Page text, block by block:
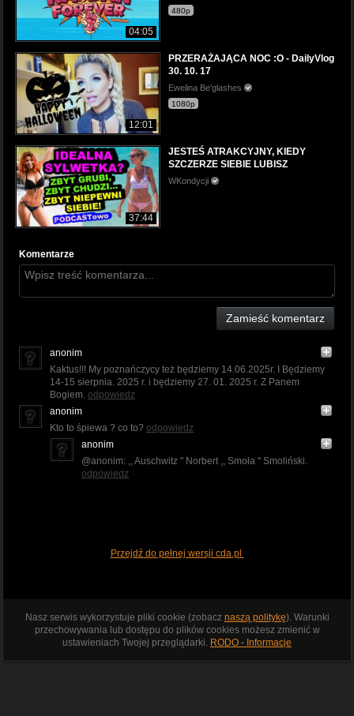
04:05
480p
12:01
PRZERAŻAJĄCA NOC :O - DailyVlog
30. 10. 17
Ewelina Be'glashes
1080p
37:44
JESTEŚ ATRAKCYJNY, KIEDY
SZCZERZE SIEBIE LUBISZ
WKondycji
Komentarze
Zamieść komentarz
anonim
Kaktus!!! My poznańczycy też będziemy 14.06.2025r. I Będziemy
14-15 sierpnia. 2025 r. i będziemy 27. 01. 2025 r. Z Panem
Bogiem. odpowiedz
anonim
Kto to śpiewa ? co to? odpowiedz
anonim
@anonim: ,, Auschwitz " Norbert ,, Smoła " Smoliński.
odpowiedz
Przejdź do pełnej wersji cda.pl
Nasz serwis wykorzystuje pliki cookie (zobacz naszą politykę). Warunki
przechowywania lub dostępu do plików cookies możesz zmienić w
ustawieniach Twojej przeglądarki. RODO - Informacje